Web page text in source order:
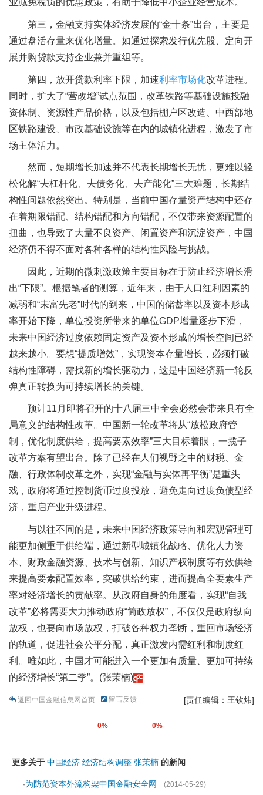
业减免税负的优惠政策，有助于降低中小企业经营成本。
第三，金融支持实体经济发展的“金十条”出台，主要是
通过盘活存量来优化增量。如通过探索发行优先股、定向开
展并购贷款支持企业兼并重组等。
第四，放开贷款利率下限，加速利率市场化改革进程。
同时，扩大了“营改增”试点范围，改革铁路等基础设施投融
资体制、资源性产品价格，以及包括棚户区改造、中西部地
区铁路建设、市政基础设施等在内的城镇化进程，激发了市
场主体活力。
然而，短期增长加速并不代表长期增长无忧，更难以轻
松化解“去杠杆化、去债务化、去产能化”三大难题，长期结
构性问题依然突出。特别是，当前中国存量资产结构中还存
在着期限错配、结构错配和方向错配，不仅带来资源配置的
扭曲，也导致了大量不良资产、闲置资产和沉淀资产，中国
经济仍不得不面对各种各样的结构性风险与挑战。
因此，近期的微刺激政策主要目标在于防止经济增长滑
出“下限”。根据笔者的测算，近年来，由于人口红利因素的
减弱和“未富先老”时代的到来，中国的储蓄率以及资本形成
率开始下降，单位投资所带来的单位GDP增量逐步下滑，
未来中国经济过度依赖固定资产及资本形成的增长空间已经
越来越小。要想“提质增效”，实现资本存量增长，必须打破
结构性障碍，需找新的增长驱动力，这是中国经济新一轮反
弹真正转换为可持续增长的关键。
预计11月即将召开的十八届三中全会必然会带来具有全
局意义的结构性改革。中国新一轮改革将从“放松政府管
制，优化制度供给，提高要素效率”三大目标着眼，一揽子
改革方案有望出台。除了已经在人们视野之中的财税、金
融、行政体制改革之外，实现“金融与实体再平衡”是重头
戏，政府将通过控制货币过度投放，避免走向过度负债型经
济，重启产业升级进程。
与以往不同的是，未来中国经济政策导向和宏观管理可
能更加侧重于供给端，通过新型城镇化战略、优化人力资
本、财政金融资源、技术与创新、知识产权制度等有效供给
来提高要素配置效率，突破供给约束，进而提高全要素生产
率对经济增长的贡献率。从政府自身的角度看，实现“自我
改革”必将需要大力推动政府“简政放权”，不仅仅是政府纵向
放权，也要向市场放权，打破各种权力垄断，重回市场经济
的轨道，促进社会公平分配，真正激发内需红利和制度红
利。唯如此，中国才可能进入一个更加有质量、更加可持续
的经济增长“第二季”。(张茉楠)
返回中国金融信息网首页 留言反馈 [责任编辑：王钦炜]
0% 0%
更多关于 中国经济 经济结构调整 张茉楠 的新闻
·为防范资本外流构架中国金融安全网 (2014-05-29)